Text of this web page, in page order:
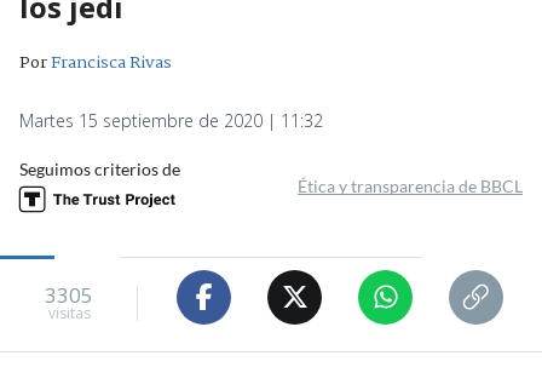
PorFrancisca Rivas
Martes 15 septiembre de 2020 | 11:32
Seguimos criterios de
Ética y transparencia de BBCL
3305
visitas